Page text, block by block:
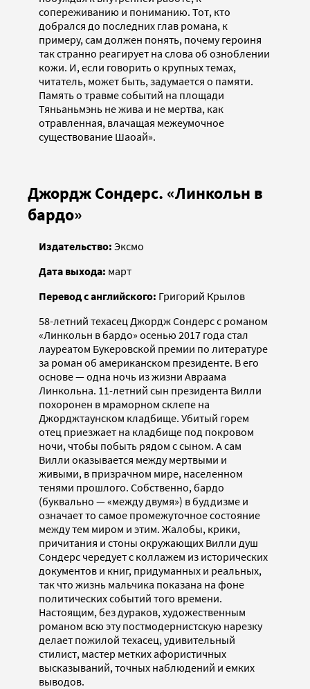
сопереживанию и пониманию. Тот, кто
добрался до последних глав романа, к
примеру, сам должен понять, почему героиня
так странно реагирует на слова об озноблении
кожи. И, если говорить о крупных темах,
читатель, может быть, задумается о памяти.
Память о травме событий на площади
Тяньаньмэнь не жива и не мертва, как
отравленная, влачащая межеумочное
существование Шаоай».
Джордж Сондерс. «Линкольн в
бардо»
Издательство: Эксмо
Дата выхода: март
Перевод с английского: Григорий Крылов
58-летний техасец Джордж Сондерс с романом
«Линкольн в бардо» осенью 2017 года стал
лауреатом Букеровской премии по литературе
за роман об американском президенте. В его
основе — одна ночь из жизни Авраама
Линкольна. 11-летний сын президента Вилли
похоронен в мраморном склепе на
Джорджтаунском кладбище. Убитый горем
отец приезжает на кладбище под покровом
ночи, чтобы побыть рядом с сыном. А сам
Вилли оказывается между мертвыми и
живыми, в призрачном мире, населенном
тенями прошлого. Собственно, бардо
(буквально — «между двумя») в буддизме и
означает то самое промежуточное состояние
между тем миром и этим. Жалобы, крики,
причитания и стоны окружающих Вилли душ
Сондерс чередует с коллажем из исторических
документов и книг, придуманных и реальных,
так что жизнь мальчика показана на фоне
политических событий того времени.
Настоящим, без дураков, художественным
романом всю эту постмодернистскую нарезку
делает пожилой техасец, удивительный
стилист, мастер метких афористичных
высказываний, точных наблюдений и емких
выводов.